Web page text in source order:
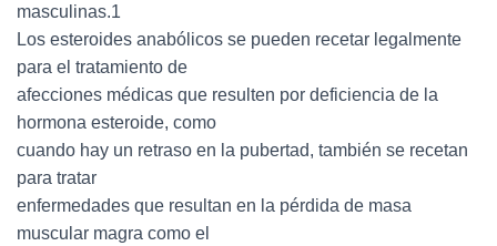
masculinas.1
Los esteroides anabólicos se pueden recetar legalmente
para el tratamiento de
afecciones médicas que resulten por deficiencia de la
hormona esteroide, como
cuando hay un retraso en la pubertad, también se recetan
para tratar
enfermedades que resultan en la pérdida de masa
muscular magra como el